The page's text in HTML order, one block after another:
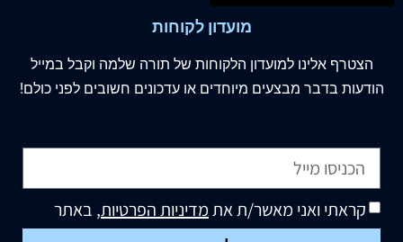
מועדון לקוחות
הצטרף אלינו למועדון הלקוחות של תורה שלמה וקבל במייל
הודעות בדבר מבצעים מיוחדים או עדכונים חשובים לפני כולם!
קראתי ואני מאשר/ת אתמדיניות הפרטיות, באתר